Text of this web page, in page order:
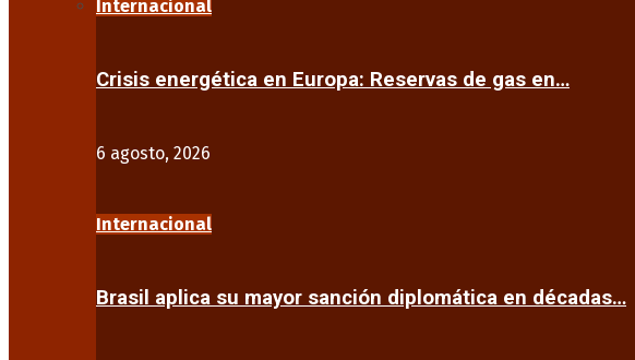
Internacional
Crisis energética en Europa: Reservas de gas en…
6 agosto, 2026
Internacional
Brasil aplica su mayor sanción diplomática en décadas…